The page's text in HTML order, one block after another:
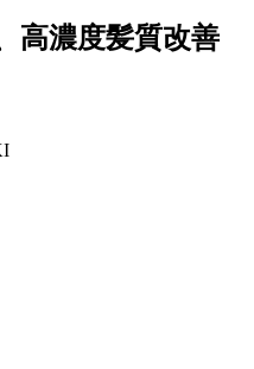
高濃度髪質改善